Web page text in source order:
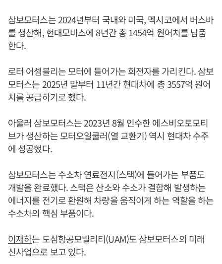
삼보모터스는 2024년부터 국내와 미국, 멕시코에서 버스바
를 생산해, 현대모비스에 8년간 총 1454억 원어치를 납품
한다.
로터 어셈블리는 모터에 들어가는 회전자를 가리킨다. 삼보
모터스는 2025년 말부터 11년간 현대차에 총 3557억 원어
치를 공급하기로 했다.
아울러 삼보모터스는 2023년 8월 인수한 에스비오토모티
브가 생산하는 모터오일쿨러(열 교환기) 역시 현대차 수주
에 성공했다.
삼보모터스는 수소차 연료전지(스택)에 들어가는 부품도
개발을 완료했다. 스택은 산소와 수소가 결합해 발생하는
에너지를 전기로 환원해 차량을 움직이게 하는 역할을 하는
수소차의 핵심 부품이다.
이재하는 도심항공모빌리티(UAM)도 삼보모터스의 미래
신사업으로 보고 있다.